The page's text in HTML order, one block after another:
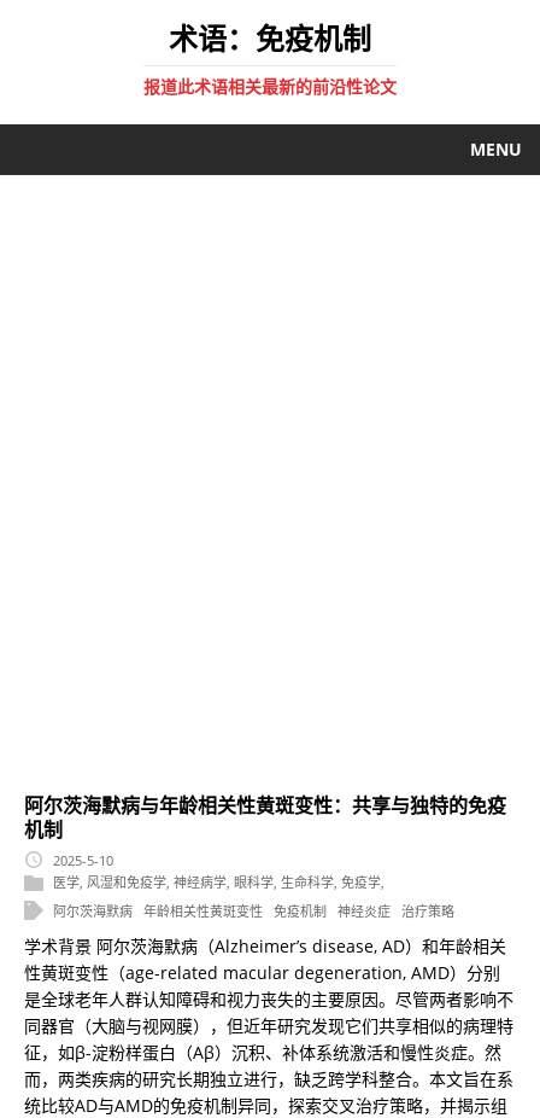
术语：免疫机制
报道此术语相关最新的前沿性论文
MENU
阿尔茨海默病与年龄相关性黄斑变性：共享与独特的免疫
机制
2025-5-10
医学, 风湿和免疫学, 神经病学, 眼科学, 生命科学, 免疫学,
阿尔茨海默病 年龄相关性黄斑变性 免疫机制 神经炎症 治疗策略
学术背景 阿尔茨海默病（Alzheimer’s disease, AD）和年龄相关
性黄斑变性（age-related macular degeneration, AMD）分别
是全球老年人群认知障碍和视力丧失的主要原因。尽管两者影响不
同器官（大脑与视网膜），但近年研究发现它们共享相似的病理特
征，如β-淀粉样蛋白（Aβ）沉积、补体系统激活和慢性炎症。然
而，两类疾病的研究长期独立进行，缺乏跨学科整合。本文旨在系
统比较AD与AMD的免疫机制异同，探索交叉治疗策略，并揭示组